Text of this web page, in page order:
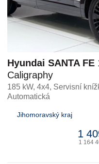
Hyundai SANTA FE
Caligraphy
185 kW, 4x4, Servisní
Automatická
Jihomoravský kraj
1
1 164